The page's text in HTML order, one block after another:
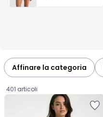
Affinare la categoria
401 articoli